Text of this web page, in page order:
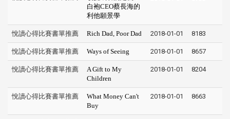
白袍CEO蔡長海的
利他願景學
悅讀心得比賽書單推薦 Rich Dad, Poor Dad 2018-01-01 8183
悅讀心得比賽書單推薦 Ways of Seeing 2018-01-01 8657
悅讀心得比賽書單推薦
A Gift to My
Children
2018-01-01 8204
悅讀心得比賽書單推薦
What Money Can't
Buy
2018-01-01 8663